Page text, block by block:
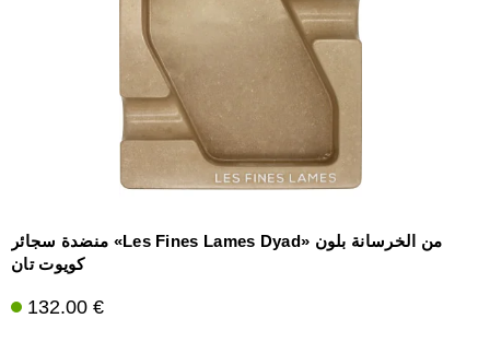
منضدة سجائر «Les Fines Lames Dyad» من الخرسانة بلون
كويوت تان
132.00 €